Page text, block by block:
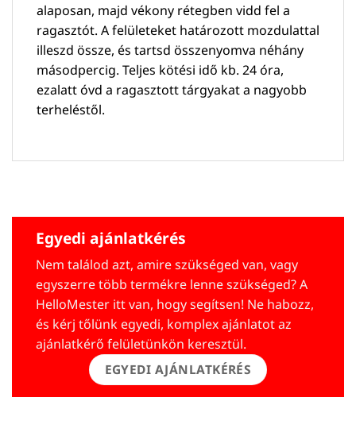
alaposan, majd vékony rétegben vidd fel a
ragasztót. A felületeket határozott mozdulattal
illeszd össze, és tartsd összenyomva néhány
másodpercig. Teljes kötési idő kb. 24 óra,
ezalatt óvd a ragasztott tárgyakat a nagyobb
terheléstől.
Egyedi ajánlatkérés
Nem találod azt, amire szükséged van, vagy
egyszerre több termékre lenne szükséged? A
HelloMester itt van, hogy segítsen! Ne habozz,
és kérj tőlünk egyedi, komplex ajánlatot az
ajánlatkérő felületünkön keresztül.
EGYEDI AJÁNLATKÉRÉS